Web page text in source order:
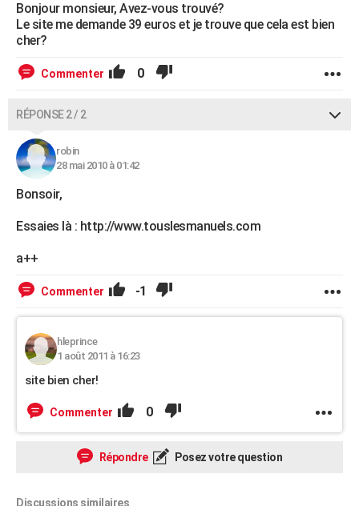
COPAINS D'AVANT
S'inscrire
Se connecter
Lycées
Collèges
Primaires
Universités
Entreprises
Service militaire
Avis de recherche
AVIS DE DÉCÈS
FORUM
Bricolage
Lifestyle
Culture
Sport
Auto
Television
Voyage
Cinema
Bonjour monsieur, Avez-vous trouvé?
Le site me demande 39 euros et je trouve que cela est bien
cher?
Commenter 0
RÉPONSE 2 / 2
robin
28 mai 2010 à 01:42
Bonsoir,
Essaies là : http://www.touslesmanuels.com
a++
Commenter -1
hleprince
1 août 2011 à 16:23
site bien cher!
Commenter 0
Répondre Posez votre question
Discussions similaires